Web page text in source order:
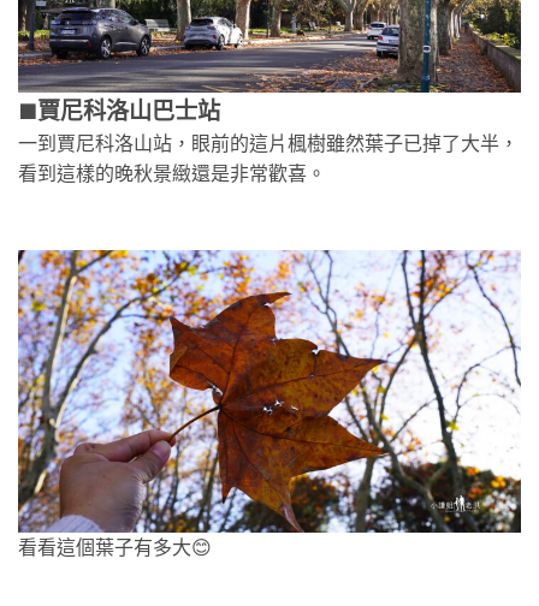
賈尼科洛山巴士站
一到賈尼科洛山站，眼前的這片楓樹雖然葉子已掉了大半，
看到這樣的晚秋景緻還是非常歡喜。
看看這個葉子有多大😊